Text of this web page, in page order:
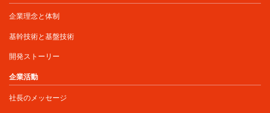
企業理念と体制
基幹技術と基盤技術
開発ストーリー
企業活動
社長のメッセージ